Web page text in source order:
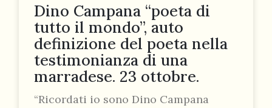
Dino Campana “poeta di
tutto il mondo”, auto
definizione del poeta nella
testimonianza di una
marradese. 23 ottobre.
“Ricordati io sono Dino Campana